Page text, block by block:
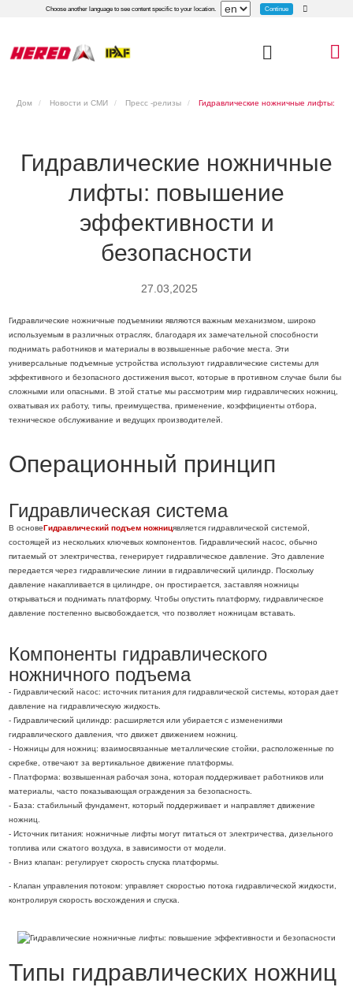
Choose another language to see content specific to your location. Continue
Дом Новости и СМИ Пресс -релизы
Гидравлические ножничные
лифты: повышение
эффективности и
безопасности
27.03,2025
Гидравлические ножничные подъемники являются важным механизмом, широко
используемым в различных отраслях, благодаря их замечательной способности
поднимать работников и материалы в возвышенные рабочие места. Эти
универсальные подъемные устройства используют гидравлические системы для
эффективного и безопасного достижения высот, которые в противном случае были бы
сложными или опасными. В этой статье мы рассмотрим мир гидравлических ножниц,
охватывая их работу, типы, преимущества, применение, коэффициенты отбора,
техническое обслуживание и ведущих производителей.
Операционный принцип
Гидравлическая система
В основеГидравлический подъем ножницявляется гидравлической системой,
состоящей из нескольких ключевых компонентов. Гидравлический насос, обычно
питаемый от электричества, генерирует гидравлическое давление. Это давление
передается через гидравлические линии в гидравлический цилиндр. Поскольку
давление накапливается в цилиндре, он простирается, заставляя ножницы
открываться и поднимать платформу. Чтобы опустить платформу, гидравлическое
давление постепенно высвобождается, что позволяет ножницам вставать.
Компоненты гидравлического
ножничного подъема
- Гидравлический насос: источник питания для гидравлической системы, которая дает
давление на гидравлическую жидкость.
- Гидравлический цилиндр: расширяется или убирается с изменениями
гидравлического давления, что движет движением ножниц.
- Ножницы для ножниц: взаимосвязанные металлические стойки, расположенные по
скребке, отвечают за вертикальное движение платформы.
- Платформа: возвышенная рабочая зона, которая поддерживает работников или
материалы, часто показывающая ограждения за безопасность.
- База: стабильный фундамент, который поддерживает и направляет движение
ножниц.
- Источник питания: ножничные лифты могут питаться от электричества, дизельного
топлива или сжатого воздуха, в зависимости от модели.
- Вниз клапан: регулирует скорость спуска платформы.
- Клапан управления потоком: управляет скоростью потока гидравлической жидкости,
контролируя скорость восхождения и спуска.
Типы гидравлических ножниц